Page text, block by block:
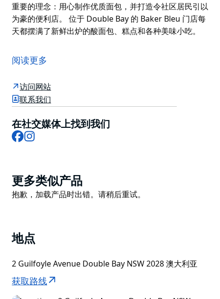
重要的理念：用心制作优质面包，并打造令社区居民引以
为豪的便利店。 位于 Double Bay 的 Baker Bleu 门店每
天都摆满了新鲜出炉的酸面包、糕点和各种美味小吃。
越的酸面包。凭借长时间发酵、精细的制作工艺和独特的
深色外皮，该品牌已从一家本地面包店发展成为一家领先
的现代零售面包店，以其品质、温馨的氛围和标志性的设
计而闻名。随着业务的拓展，Baker Bleu 始终秉持着最
重要的理念：用心制作优质面包，并打造令社区居民引以
为豪的便利店。
位于 Double Bay 的 Baker Bleu 门店每天都摆满了新鲜
阅读更多
访问网站
联系我们
在社交媒体上找到我们
Facebook
Product
List
更多类似产品
Product
抱歉，加载产品时出错。请稍后重试。
地点
2 Guilfoyle Avenue Double Bay NSW 2028 澳大利亚
获取路线